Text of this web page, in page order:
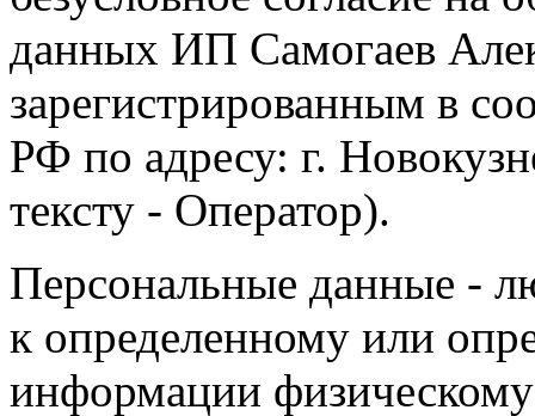
данных ИП Самогаев
зарегистрированным в
РФ по адресу: г.
тексту - Оператор).
Персональные данные -
к определенному или
информации